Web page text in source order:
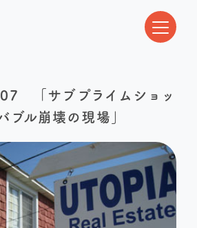
「サブプライムショッ
ル崩壊の現場」